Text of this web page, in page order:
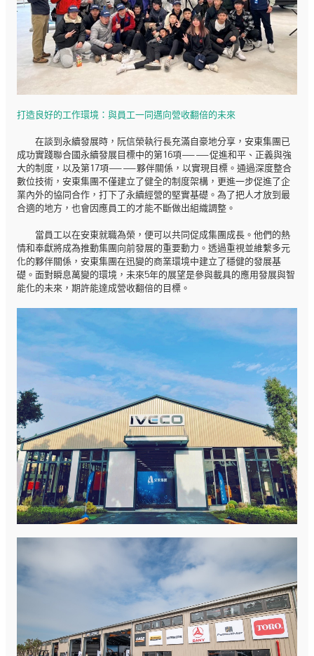
打造良好的工作環境：與員工一同邁向營收翻倍的未來
在談到永續發展時，阮信榮執行長充滿自豪地分享，安東集團已
成功實踐聯合國永續發展目標中的第16項——促進和平、正義與強
大的制度，以及第17項——夥伴關係，以實現目標。通過深度整合
數位技術，安東集團不僅建立了健全的制度架構，更進一步促進了企
業內外的協同合作，打下了永續經營的堅實基礎。為了把人才放到最
合適的地方，也會因應員工的才能不斷做出組織調整。
當員工以在安東就職為榮，便可以共同促成集團成長。他們的熱
情和奉獻將成為推動集團向前發展的重要動力。透過重視並維繫多元
化的夥伴關係，安東集團在迅變的商業環境中建立了穩健的發展基
礎。面對瞬息萬變的環境，未來5年的展望是參與載具的應用發展與智
能化的未來，期許能達成營收翻倍的目標。